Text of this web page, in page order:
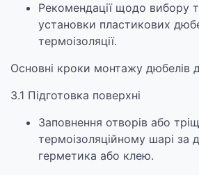
Рекомендації щодо вибору
установки пластикових
термоізоляції.
Основні кроки монтажу дюбелів
3.1 Підготовка поверхні
Заповнення отворів або
термоізоляційному шарі за
герметика або клею.